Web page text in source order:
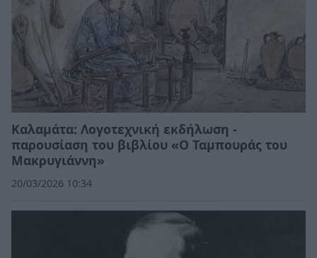
Καλαμάτα: Λογοτεχνική εκδήλωση -
παρουσίαση του βιβλίου «Ο Ταμπουράς του
Μακρυγιάννη»
20/03/2026 10:34